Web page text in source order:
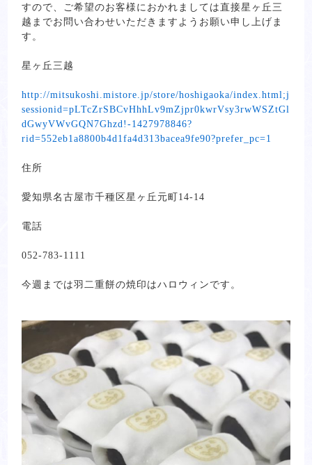
すので、ご希望のお客様におかれましては直接星ヶ丘三
越までお問い合わせいただきますようお願い申し上げま
す。
星ヶ丘三越
http://mitsukoshi.mistore.jp/store/hoshigaoka/index.html;j
sessionid=pLTcZrSBCvHhhLv9mZjpr0kwrVsy3rwWSZtGl
dGwyVWvGQN7Ghzd!-1427978846?
rid=552eb1a8800b4d1fa4d313bacea9fe90?prefer_pc=1
住所
愛知県名古屋市千種区星ヶ丘元町14-14
電話
052-783-1111
今週までは羽二重餅の焼印はハロウィンです。